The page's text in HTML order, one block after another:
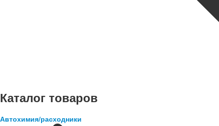
Каталог товаров
Автохимия/расходники